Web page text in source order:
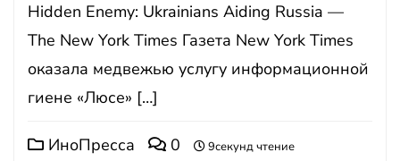
Hidden Enemy: Ukrainians Aiding Russia —
The New York Times Газета New York Times
оказала медвежью услугу информационной
гиене «Люсе» […]
ИноПресса 0 9секунд чтение